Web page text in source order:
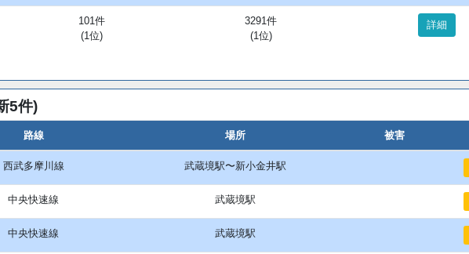
101件
(1位)
3291件
(1位)
詳細
5件)
路線 場所 被害
西武多摩川線 武蔵境駅〜新小金井駅
中央快速線 武蔵境駅
中央快速線 武蔵境駅